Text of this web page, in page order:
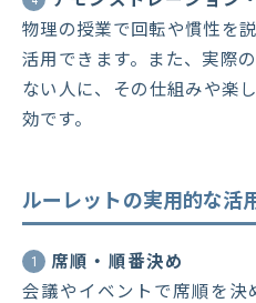
物理の授業で回転や慣性を
活用できます。また、実際
ない人に、その仕組みや楽
効です。
ルーレットの実用的な活
1
席順・順番決め
会議やイベントで席順を決